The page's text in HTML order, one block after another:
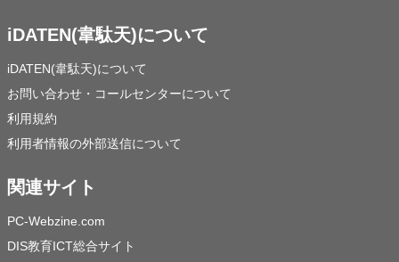
iDATEN(韋駄天)について
iDATEN(韋駄天)について
お問い合わせ・コールセンターについて
利用規約
利用者情報の外部送信について
関連サイト
PC-Webzine.com
DIS教育ICT総合サイト